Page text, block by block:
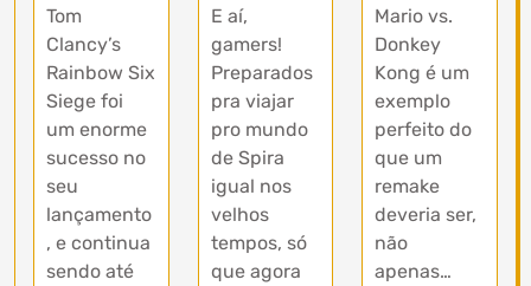
Tom
Clancy’s
Rainbow Six
Siege foi
um enorme
sucesso no
seu
lançamento
, e continua
sendo até
E aí,
gamers!
Preparados
pra viajar
pro mundo
de Spira
igual nos
velhos
tempos, só
que agora
Mario vs.
Donkey
Kong é um
exemplo
perfeito do
que um
remake
deveria ser,
não
apenas…